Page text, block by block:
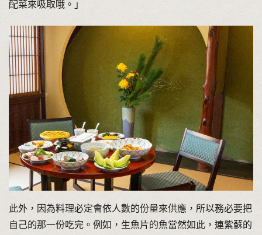
配菜來吸取哦。」
此外，因為料理必定會依人數的份量來供應，所以務必要把
自己的那一份吃完。例如，生魚片的魚當然如此，連紫蘇的